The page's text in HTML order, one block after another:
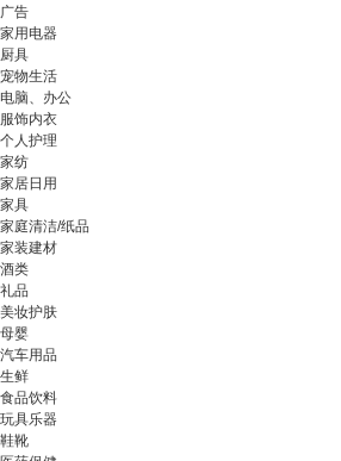
广告
家用电器
厨具
宠物生活
电脑、办公
服饰内衣
个人护理
家纺
家居日用
家具
家庭清洁/纸品
家装建材
酒类
礼品
美妆护肤
母婴
汽车用品
生鲜
食品饮料
玩具乐器
鞋靴